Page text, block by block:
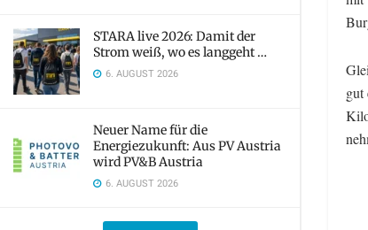
STARA live 2026: Damit der
Strom weiß, wo es langgeht …
6. AUGUST 2026
Neuer Name für die
Energiezukunft: Aus PV Austria
wird PV&B Austria
6. AUGUST 2026
gut